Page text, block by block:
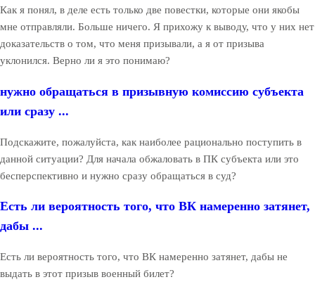
Как я понял, в деле есть только две повестки, которые они якобы
мне отправляли. Больше ничего. Я прихожу к выводу, что у них нет
доказательств о том, что меня призывали, а я от призыва
уклонился. Верно ли я это понимаю?
нужно обращаться в призывную комиссию субъекта
или сразу ...
Подскажите, пожалуйста, как наиболее рационально поступить в
данной ситуации? Для начала обжаловать в ПК субъекта или это
бесперспективно и нужно сразу обращаться в суд?
Есть ли вероятность того, что ВК намеренно затянет,
дабы ...
Есть ли вероятность того, что ВК намеренно затянет, дабы не
выдать в этот призыв военный билет?